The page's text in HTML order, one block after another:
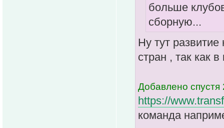
больше
сборную...
Ну тут развитие
стран , так как
Добавлено
https://
команда